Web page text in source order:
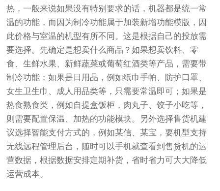
热，一般来说如果没有特别要求的话，机器都是统一常
温的功能，而因为制冷功能属于加装新增功能模版，因
此价格与室温的机型有所不同。这是根据自己的投放需
要选择。先确定是想卖什么商品？如果想卖饮料、零
食、生鲜水果、新鲜蔬菜或葡萄红酒类等产品，需要带
制冷功能；如果是日用品，例如纸巾手帕、防护口罩、
女生卫生巾、成人用品类等，只需要常温即可；如果是
热食熟食类，例如自提盒饭柜，肉丸子、饺子小吃等，
则需要配置保温、加热的功能模块。另外选择售货机建
议选择智能支付方式的，例如某信、某宝，要机型支持
无线远程管理后台，随时可以手机就查看到售货机的运
营数据，根据数据安排定期补货，省时省力可大大降低
运营成本。